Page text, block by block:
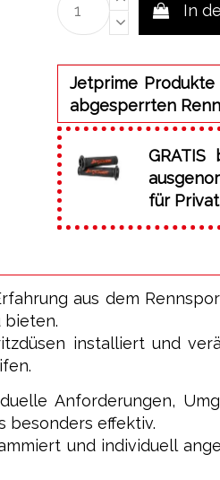
In
Jetprime
abgesperrten
für
aus dem
bieten.
installiert und
Anforderungen,
besonders effektiv.
und individuell